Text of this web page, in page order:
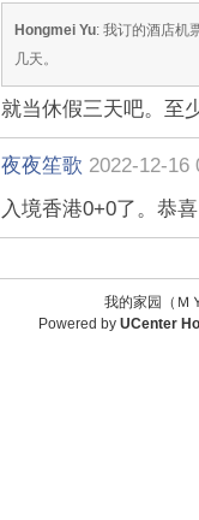
Hongmei Yu: 我订的酒店机
几天。
就当休假三天吧。至
夜夜笙歌 2022-12-16
入境香港0+0了。恭
我的家园（
Powered by UCenter